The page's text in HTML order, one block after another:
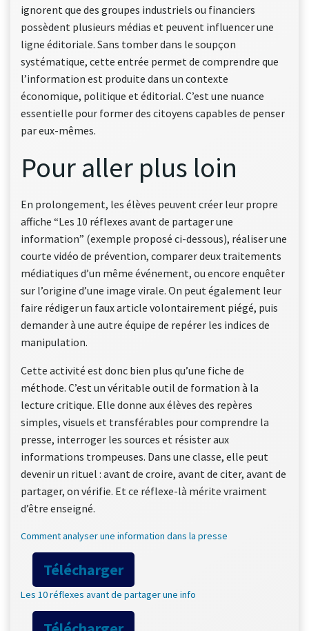
ignorent que des groupes industriels ou financiers
possèdent plusieurs médias et peuvent influencer une
ligne éditoriale. Sans tomber dans le soupçon
systématique, cette entrée permet de comprendre que
l’information est produite dans un contexte
économique, politique et éditorial. C’est une nuance
essentielle pour former des citoyens capables de penser
par eux-mêmes.
Pour aller plus loin
En prolongement, les élèves peuvent créer leur propre
affiche “Les 10 réflexes avant de partager une
information” (exemple proposé ci-dessous), réaliser une
courte vidéo de prévention, comparer deux traitements
médiatiques d’un même événement, ou encore enquêter
sur l’origine d’une image virale. On peut également leur
faire rédiger un faux article volontairement piégé, puis
demander à une autre équipe de repérer les indices de
manipulation.
Cette activité est donc bien plus qu’une fiche de
méthode. C’est un véritable outil de formation à la
lecture critique. Elle donne aux élèves des repères
simples, visuels et transférables pour comprendre la
presse, interroger les sources et résister aux
informations trompeuses. Dans une classe, elle peut
devenir un rituel : avant de croire, avant de citer, avant de
partager, on vérifie. Et ce réflexe-là mérite vraiment
d’être enseigné.
Comment analyser une information dans la presse
Télécharger
Les 10 réflexes avant de partager une info